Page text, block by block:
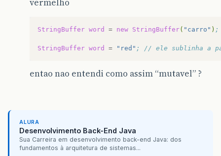
vermelho
StringBuffer word = new StringBuffer( "carro" ) ;
StringBuffer word = "red" ; // ele sublinha a
entao nao entendi como assim “mutavel” ?
ALURA
Desenvolvimento Back-End Java
Sua Carreira em desenvolvimento back-end Java: dos
fundamentos à arquitetura de sistemas...